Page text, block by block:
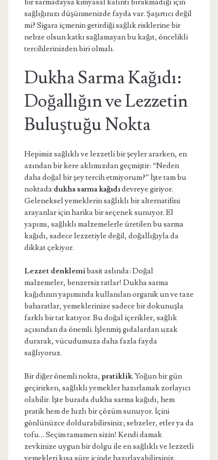
bir sarmadaysa kimyasal kalıntı bırakmadığı için
sağlığınızı düşünmenizde fayda var. Şaşırtıcı değil
mi? Sigara içmenin getirdiği sağlık risklerine bir
nebze olsun katkı sağlamayan bu kağıt, öncelikli
tercihlerinizden biri olmalı.
Dukha Sarma Kağıdı:
Doğallığın ve Lezzetin
Buluştuğu Nokta
Hepimiz sağlıklı ve lezzetli bir şeyler ararken, en
azından bir kere aklımızdan geçmiştir: “Neden
daha doğal bir şey tercih etmiyorum?” İşte tam bu
noktada dukha sarma kağıdıdevreye giriyor.
Geleneksel yemeklerin sağlıklı bir alternatifini
arayanlar için harika bir seçenek sunuyor. El
yapımı, sağlıklı malzemelerle üretilen bu sarma
kağıdı, sadece lezzetiyle değil, doğallığıyla da
dikkat çekiyor.
Lezzet denklemibasit aslında: Doğal
malzemeler, benzersiz tatlar! Dukha sarma
kağıdının yapımında kullanılan organik un ve taze
baharatlar, yemeklerinize sadece bir dokunuşla
farklı bir tat katıyor. Bu doğal içerikler, sağlık
açısından da önemli. İşlenmiş gıdalardan uzak
durarak, vücudumuza daha fazla fayda
sağlıyoruz.
Bir diğer önemli nokta, pratiklik. Yoğun bir gün
geçirirken, sağlıklı yemekler hazırlamak zorlayıcı
olabilir. İşte burada dukha sarma kağıdı, hem
pratik hem de hızlı bir çözüm sunuyor. İçini
gönlünüzce doldurabilirsiniz; sebzeler, etler ya da
tofu… Seçim tamamen sizin! Kendi damak
zevkinize uygun bir dolgu ile en sağlıklı ve lezzetli
yemekleri kısa süre içinde hazırlayabilirsiniz.